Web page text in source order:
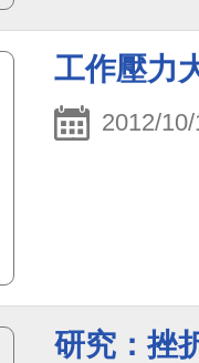
工作壓力
2012/10/
研究：挫